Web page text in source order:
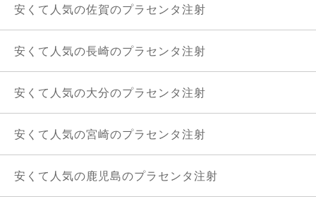
安くて人気の佐賀のプラセンタ注射
安くて人気の長崎のプラセンタ注射
安くて人気の大分のプラセンタ注射
安くて人気の宮崎のプラセンタ注射
安くて人気の鹿児島のプラセンタ注射